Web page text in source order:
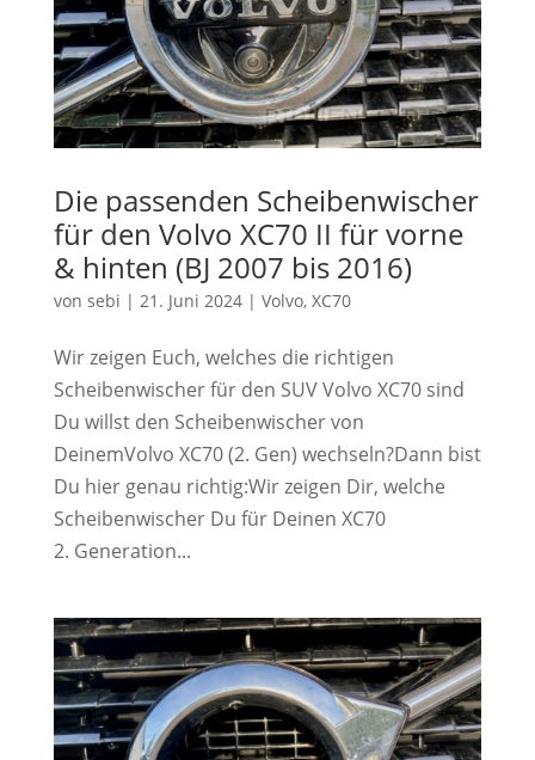
Die passenden Scheibenwischer
für den Volvo XC70 II für vorne
& hinten (BJ 2007 bis 2016)
von sebi | 21. Juni 2024| Volvo, XC70
Wir zeigen Euch, welches die richtigen
Scheibenwischer für den SUV Volvo XC70 sind
Du willst den Scheibenwischer von
DeinemVolvo XC70 (2. Gen) wechseln?Dann bist
Du hier genau richtig:Wir zeigen Dir, welche
Scheibenwischer Du für Deinen XC70
2. Generation...